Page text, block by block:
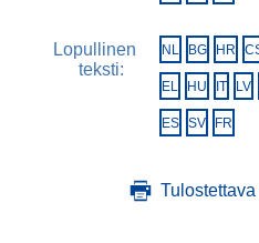
Lopullinen
teksti:
NL BG HR
EL HU IT LV
ES SV FR